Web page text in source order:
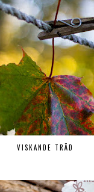
VISKANDE TRÄD